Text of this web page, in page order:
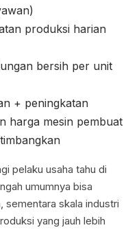
produksi harian
bersih per unit
+ peningkatan
harga mesin pembuat
pelaku usaha tahu di
umumnya bisa
sementara skala industri
yang jauh lebih